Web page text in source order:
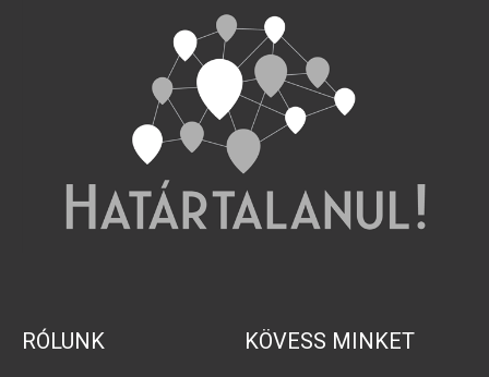
RÓLUNK KÖVESS MINKET